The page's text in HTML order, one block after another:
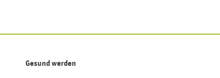
Gesund werden